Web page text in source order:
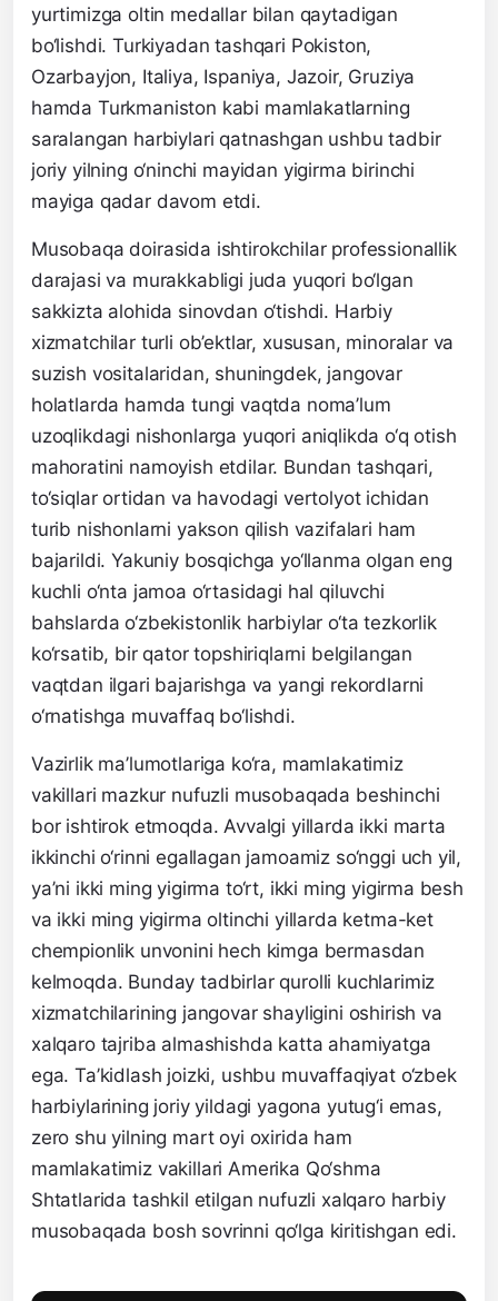
yurtimizga oltin medallar bilan qaytadigan
bo‘lishdi. Turkiyadan tashqari Pokiston,
Ozarbayjon, Italiya, Ispaniya, Jazoir, Gruziya
hamda Turkmaniston kabi mamlakatlarning
saralangan harbiylari qatnashgan ushbu tadbir
joriy yilning o‘ninchi mayidan yigirma birinchi
mayiga qadar davom etdi.
Musobaqa doirasida ishtirokchilar professionallik
darajasi va murakkabligi juda yuqori bo‘lgan
sakkizta alohida sinovdan o‘tishdi. Harbiy
xizmatchilar turli ob’ektlar, xususan, minoralar va
suzish vositalaridan, shuningdek, jangovar
holatlarda hamda tungi vaqtda noma’lum
uzoqlikdagi nishonlarga yuqori aniqlikda o‘q otish
mahoratini namoyish etdilar. Bundan tashqari,
to‘siqlar ortidan va havodagi vertolyot ichidan
turib nishonlarni yakson qilish vazifalari ham
bajarildi. Yakuniy bosqichga yo‘llanma olgan eng
kuchli o‘nta jamoa o‘rtasidagi hal qiluvchi
bahslarda o‘zbekistonlik harbiylar o‘ta tezkorlik
ko‘rsatib, bir qator topshiriqlarni belgilangan
vaqtdan ilgari bajarishga va yangi rekordlarni
o‘rnatishga muvaffaq bo‘lishdi.
Vazirlik ma’lumotlariga ko‘ra, mamlakatimiz
vakillari mazkur nufuzli musobaqada beshinchi
bor ishtirok etmoqda. Avvalgi yillarda ikki marta
ikkinchi o‘rinni egallagan jamoamiz so‘nggi uch yil,
ya’ni ikki ming yigirma to‘rt, ikki ming yigirma besh
va ikki ming yigirma oltinchi yillarda ketma-ket
chempionlik unvonini hech kimga bermasdan
kelmoqda. Bunday tadbirlar qurolli kuchlarimiz
xizmatchilarining jangovar shayligini oshirish va
xalqaro tajriba almashishda katta ahamiyatga
ega. Ta’kidlash joizki, ushbu muvaffaqiyat o‘zbek
harbiylarining joriy yildagi yagona yutug‘i emas,
zero shu yilning mart oyi oxirida ham
mamlakatimiz vakillari Amerika Qo‘shma
Shtatlarida tashkil etilgan nufuzli xalqaro harbiy
musobaqada bosh sovrinni qo‘lga kiritishgan edi.